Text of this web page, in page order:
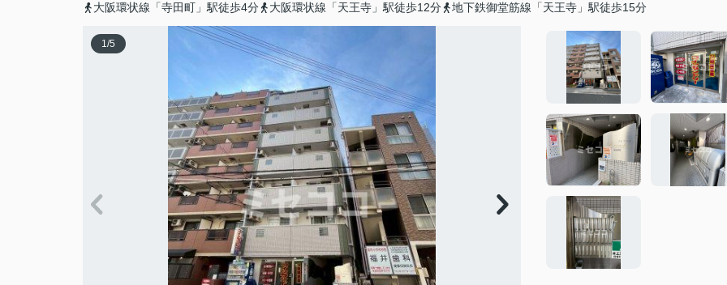
大阪環状線「寺田町」駅徒歩4分
大阪環状線「天王寺」駅徒歩12分 地下鉄御堂筋線「天王寺」駅徒歩15分
1/5